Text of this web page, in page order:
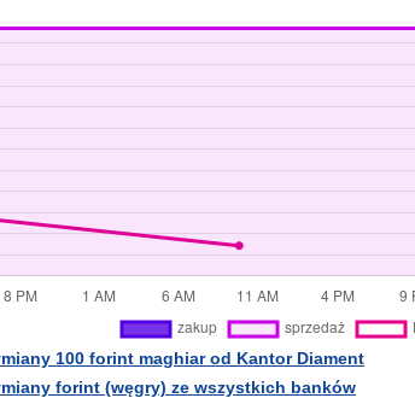
100 forint maghiar od Kantor Diament
forint (węgry) ze wszystkich banków